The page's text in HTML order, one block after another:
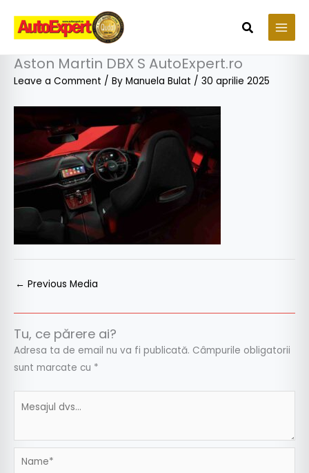
content
Search
Aston Martin DBX S AutoExpert.ro
Leave a Comment / By Manuela Bulat / 30 aprilie 2025
← Previous Media
Tu, ce părere ai?
Adresa ta de email nu va fi publicată. Câmpurile obligatorii
sunt marcate cu *
Name*